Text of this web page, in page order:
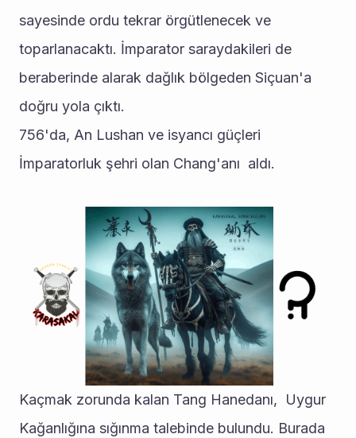
sayesinde ordu tekrar örgütlenecek ve
toparlanacaktı. İmparator saraydakileri de
beraberinde alarak dağlık bölgeden Siçuan'a
doğru yola çıktı.
756'da, An Lushan ve isyancı güçleri
İmparatorluk şehri olan Chang'anı  aldı.
Kaçmak zorunda kalan Tang Hanedanı,  Uygur
Kağanlığına sığınma talebinde bulundu. Burada